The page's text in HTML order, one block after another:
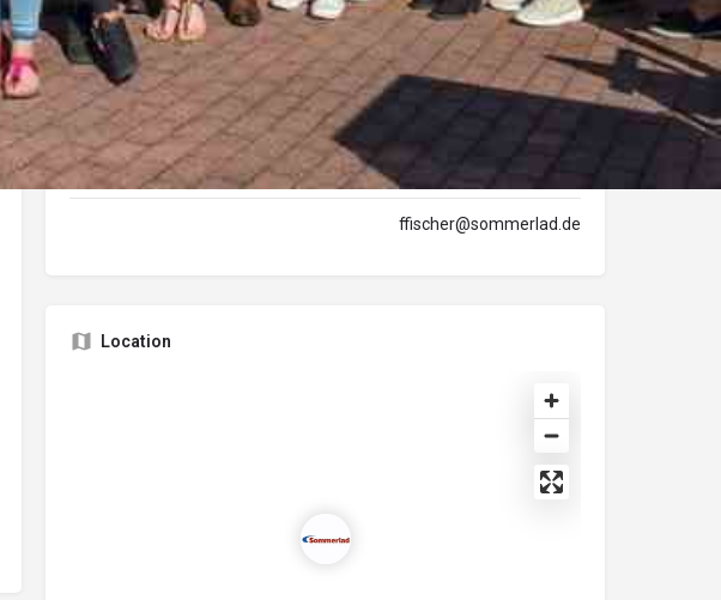
Ansprechpartner
ffischer@sommerlad.de
Location